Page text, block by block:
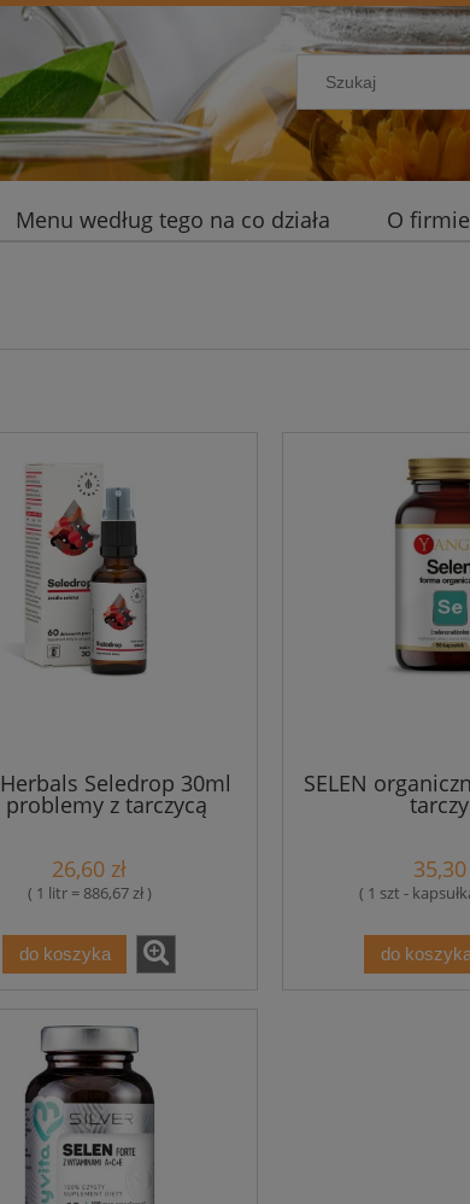
Menu według tego na co działa O firmie
Seledrop 30ml
problemy z tarczycą
26,60 zł
( 1 litr = 886,67 zł )
do koszyka
SELEN
35,30
( 1 szt -
do